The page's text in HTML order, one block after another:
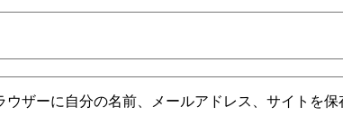
ザーに自分の名前、メールアドレス、サイトを保